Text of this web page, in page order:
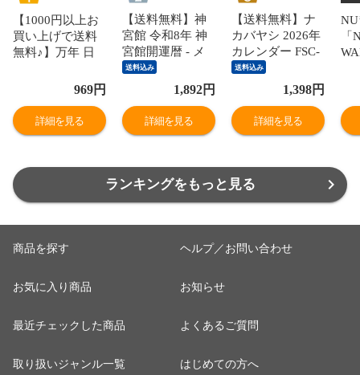
【1000円以上お
買い上げで送料
無料♪】万年 日
ー 匠 写真 卓
QRコード付 Web
連動 ポストカー
本カレンダー -
メール便発送
969円
詳細を見る
【送料無料】神
宮館 令和8年 神
宮館開運暦 - メ
ール便発送
送料込み
1,892円
詳細を見る
【送料無料】ナ
カバヤシ 2026年
カレンダー FSC-
MX 卓上カレン
ダー ペーパー
A5 ブラック ブ
ロック - メール
便発送
送料込み
1,398円
詳細を見る
「
ランキングをもっと見る
商品を探す
お気に入り商品
最近チェックした商品
取り扱いジャンル一覧
ヘルプ／お問い合わせ
お知らせ
よくあるご質問
はじめての方へ